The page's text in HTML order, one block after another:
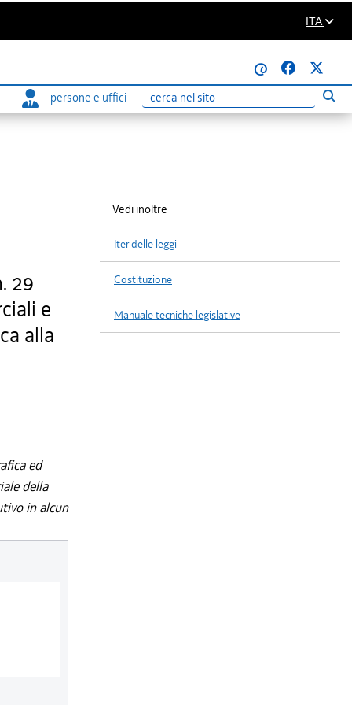
ITA
@
persone e uffici
Ricerca
29
e
alla
ed
della
in alcun
Vedi inoltre
Iter delle leggi
Costituzione
Manuale tecniche legislative